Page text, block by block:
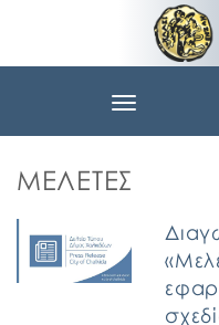
Toggle
ΜΕΛΈΤΕΣ